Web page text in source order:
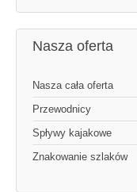
Nasza oferta
Nasza cała oferta
Przewodnicy
Spływy kajakowe
Znakowanie szlaków